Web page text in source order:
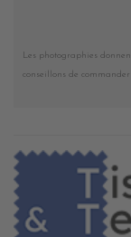
Les photographies
conseillons de